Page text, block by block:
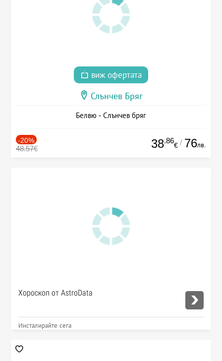
виж офертата
Слънчев Бряг
Белвю - Слънчев бряг
-20%
48.57€ 38.86
€ / 76лв.
Хороскоп от AstroData
Инсталирайте сега